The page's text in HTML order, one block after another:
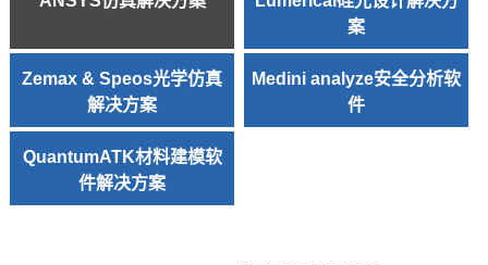
案
Zemax & Speos光学仿真
解决方案
Medini analyze安全分析软
件
QuantumATK材料建模软
件解决方案